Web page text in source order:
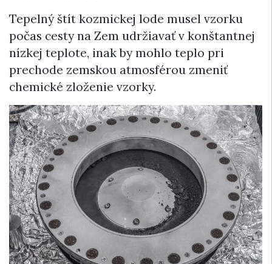
Tepelný štít kozmickej lode musel vzorku
počas cesty na Zem udržiavať v konštantnej
nízkej teplote, inak by mohlo teplo pri
prechode zemskou atmosférou zmeniť
chemické zloženie vzorky.